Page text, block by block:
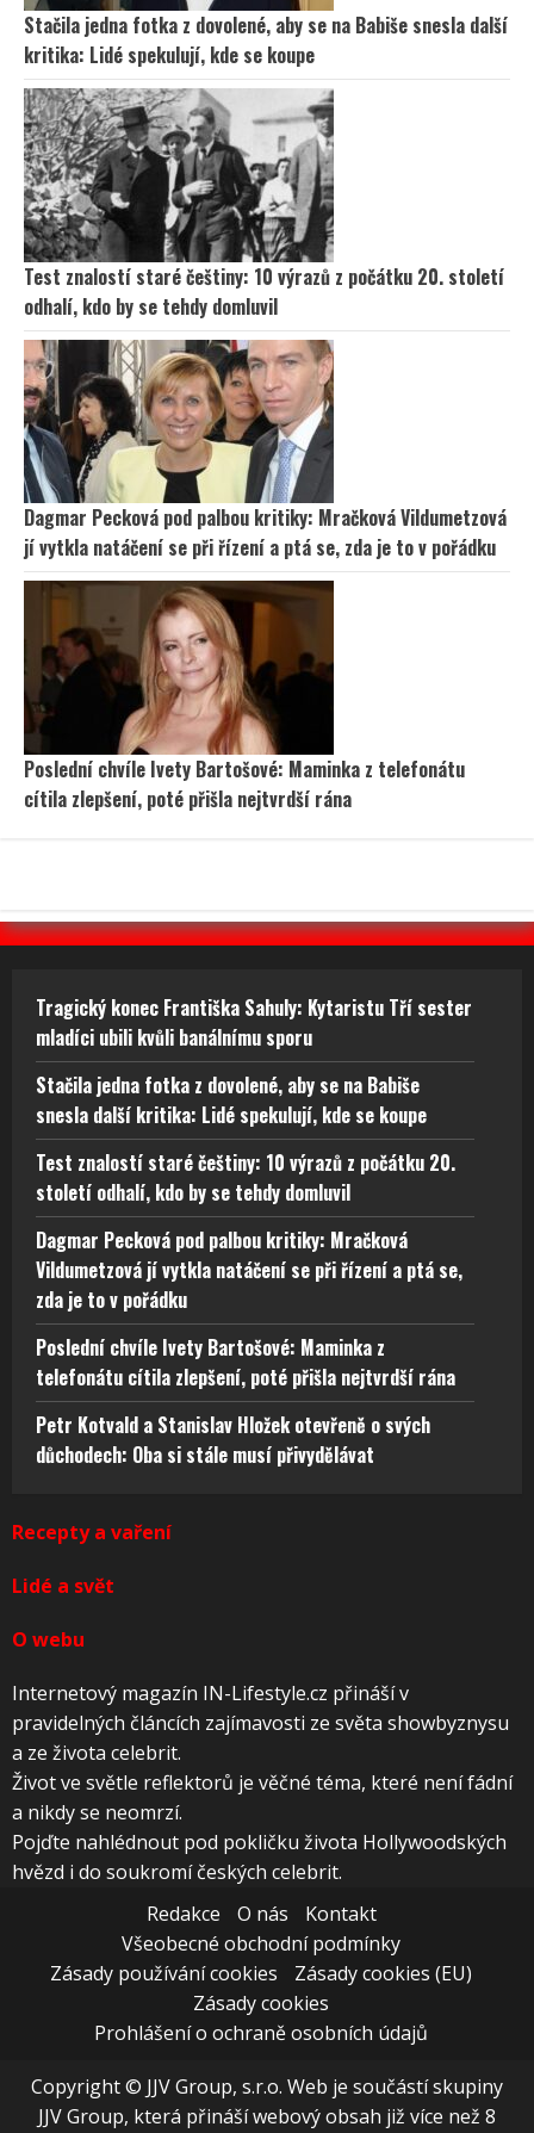
Stačila jedna fotka z dovolené, aby se na Babiše snesla další
kritika: Lidé spekulují, kde se koupe
Test znalostí staré češtiny: 10 výrazů z počátku 20. století
odhalí, kdo by se tehdy domluvil
Dagmar Pecková pod palbou kritiky: Mračková Vildumetzová
jí vytkla natáčení se při řízení a ptá se, zda je to v pořádku
Poslední chvíle Ivety Bartošové: Maminka z telefonátu
cítila zlepšení, poté přišla nejtvrdší rána
Tragický konec Františka Sahuly: Kytaristu Tří sester
mladíci ubili kvůli banálnímu sporu
Stačila jedna fotka z dovolené, aby se na Babiše
snesla další kritika: Lidé spekulují, kde se koupe
Test znalostí staré češtiny: 10 výrazů z počátku 20.
století odhalí, kdo by se tehdy domluvil
Dagmar Pecková pod palbou kritiky: Mračková
Vildumetzová jí vytkla natáčení se při řízení a ptá se,
zda je to v pořádku
Poslední chvíle Ivety Bartošové: Maminka z
telefonátu cítila zlepšení, poté přišla nejtvrdší rána
Petr Kotvald a Stanislav Hložek otevřeně o svých
důchodech: Oba si stále musí přivydělávat
Recepty a vaření
Lidé a svět
O webu
Internetový magazín IN-Lifestyle.cz přináší v
pravidelných článcích zajímavosti ze světa showbyznysu
a ze života celebrit.
Život ve světle reflektorů je věčné téma, které není fádní
a nikdy se neomrzí.
Pojďte nahlédnout pod pokličku života Hollywoodských
hvězd i do soukromí českých celebrit.
Redakce
O nás
Kontakt
Všeobecné obchodní podmínky
Zásady používání cookies
Zásady cookies (EU)
Zásady cookies
Prohlášení o ochraně osobních údajů
Copyright © JJV Group, s.r.o. Web je součástí skupiny
JJV Group, která přináší webový obsah již více než 8